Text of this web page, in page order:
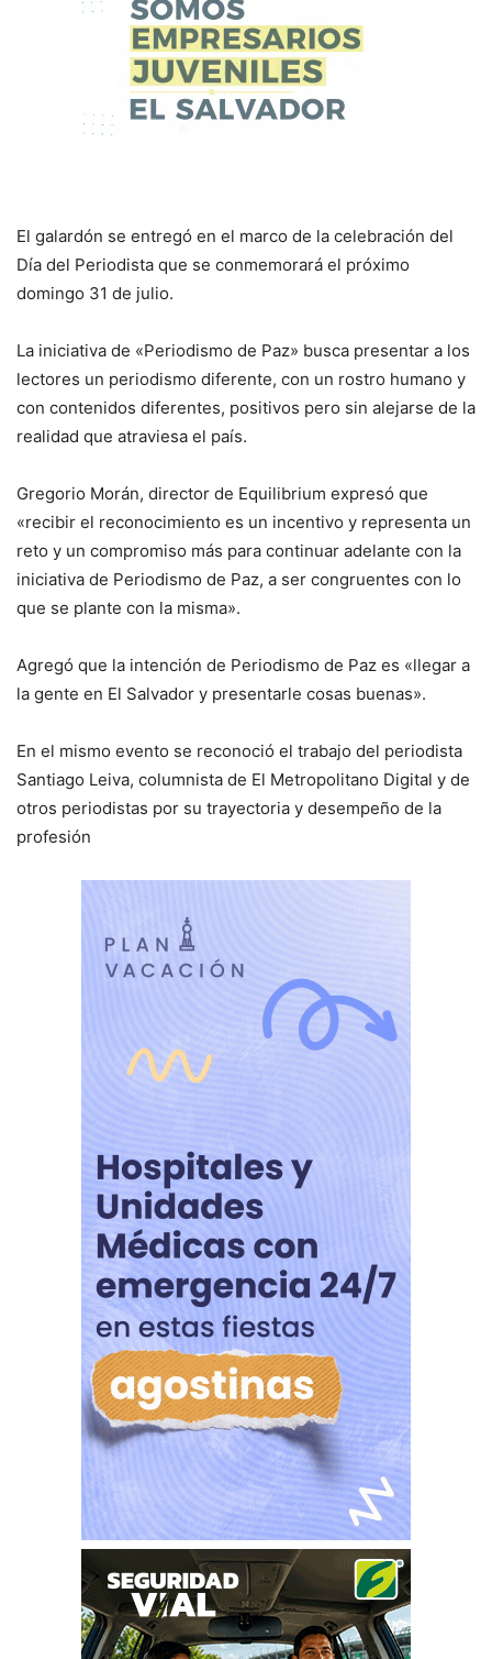
El galardón se entregó en el marco de la celebración del
Día del Periodista que se conmemorará el próximo
domingo 31 de julio.
La iniciativa de «Periodismo de Paz» busca presentar a los
lectores un periodismo diferente, con un rostro humano y
con contenidos diferentes, positivos pero sin alejarse de la
realidad que atraviesa el país.
Gregorio Morán, director de Equilibrium expresó que
«recibir el reconocimiento es un incentivo y representa un
reto y un compromiso más para continuar adelante con la
iniciativa de Periodismo de Paz, a ser congruentes con lo
que se plante con la misma».
Agregó que la intención de Periodismo de Paz es «llegar a
la gente en El Salvador y presentarle cosas buenas».
En el mismo evento se reconoció el trabajo del periodista
Santiago Leiva, columnista de El Metropolitano Digital y de
otros periodistas por su trayectoria y desempeño de la
profesión